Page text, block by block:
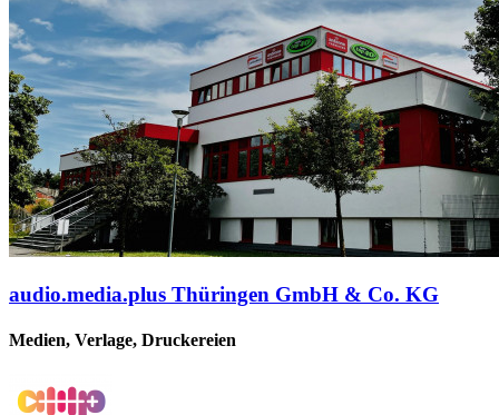
audio.media.plus Thüringen GmbH & Co. KG
Medien, Verlage, Druckereien